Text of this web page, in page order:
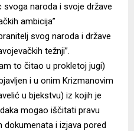
svoga naroda i svoje države
ambicija”
svog naroda i države
težnji”.
to čitao u prokletoj jugi)
i u onim Krizmanovim
u bjekstvu) iz kojih je
mogao iščitati pravu
dokumenata i izjava pored